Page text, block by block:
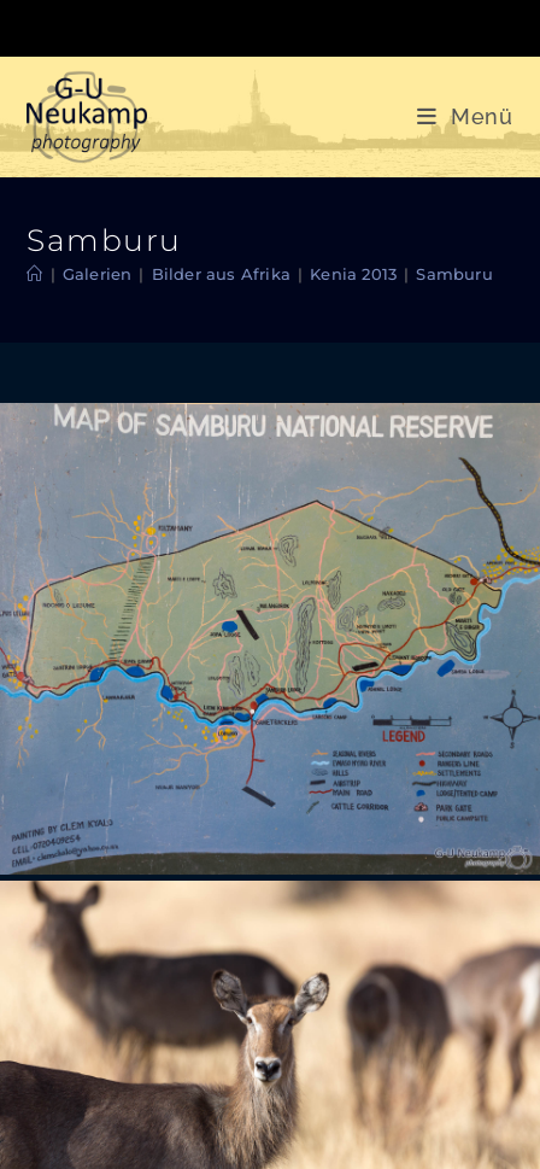
springen
Menü
Samburu
| Galerien | Bilder aus Afrika | Kenia 2013 | Samburu